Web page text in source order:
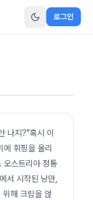
로그인
나지?"혹시 이
휘핑을 올리
오스트리아 정통
서 시작된 낭만,
해 크림을 얹